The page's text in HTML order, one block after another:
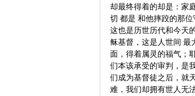
却最终得着的却是：家
切 都是 和他摔跤的那位
这也是历世历代和今天
稣基督，这是人世间 最
面，得着属灵的福气；
们本该承受的审判，是
们成为基督徒之后，就
难，我们却拥有世人无